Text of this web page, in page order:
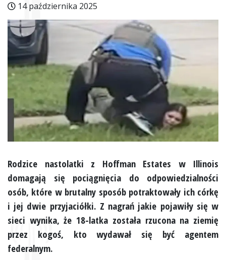
14 października 2025
Rodzice nastolatki z Hoffman Estates w Illinois
domagają się pociągnięcia do odpowiedzialności
osób, które w brutalny sposób potraktowały ich córkę
i jej dwie przyjaciółki. Z nagrań jakie pojawiły się w
sieci wynika, że 18-latka została rzucona na ziemię
przez kogoś, kto wydawał się być agentem
federalnym.